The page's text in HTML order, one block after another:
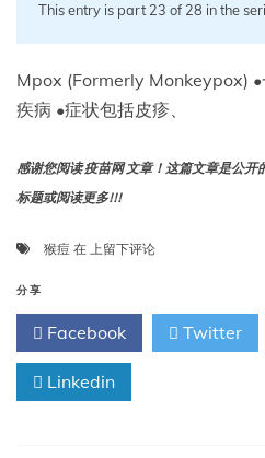
This entry is part 23 of 28 in the
Mpox (Formerly Monkeypox)
疾病 •症状包括皮疹、
感谢您阅读 疫苗网 文章！这篇文章是公
标题或阅读更多!!!
猴痘 在 猴
前
称
为
猴
痘）
上留下评论
分享
Facebook Twitter
Linkedin